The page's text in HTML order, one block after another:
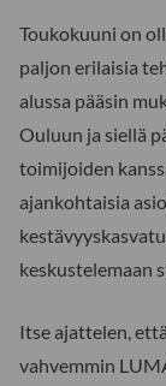
Toukokuuni on
paljon erilaisia
alussa pääsin
Ouluun ja siellä
toimijoiden
ajankohtaisia
keskustelemaan
Itse ajattelen,
vahvemmin